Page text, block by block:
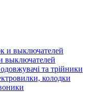
выключателей
та трійники
колодки